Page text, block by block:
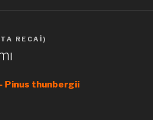
RECAI )
Pinus thunbergii